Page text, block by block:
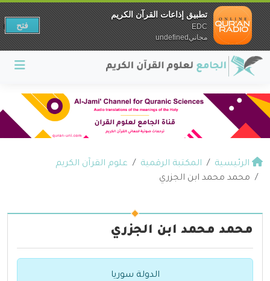
الرئيسية المكتبة الرقمية
علوم القرآن الكريم
محمد محمد ابن الجزري
محمد محمد ابن الجزري
الدولة سوريا
تطبيق إذاعات القرآن الكريم
EDC
مجانيundefined
فتح